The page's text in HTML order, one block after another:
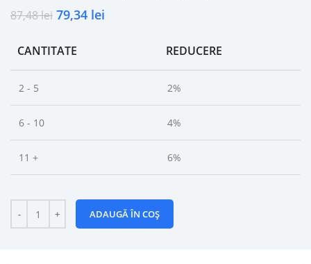
87,48lei 79,34 lei
CANTITATE REDUCERE
2 - 5 2%
6 - 10 4%
11 + 6%
ADAUGĂ ÎN COȘ